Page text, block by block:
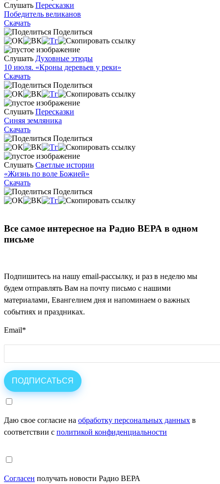
Слушать Пересказки
Победитель великанов
Скачать
Поделиться
Слушать Духовные этюды
10 июля. «Кроны деревьев у реки»
Скачать
Поделиться
Слушать Пересказки
Синяя земляника
Скачать
Поделиться
Слушать Светлые истории
«Жизнь по воле Божией»
Скачать
Поделиться
Все самое интересное на Радио ВЕРА в одном
письме
Подпишитесь на нашу email-рассылку, и раз в неделю мы
будем отправлять Вам на почту письмо с нашими
материалами, Евангелием дня и напоминаем о важных
событиях и праздниках.
Email*
Даю свое согласие на обработку персональных данных в
соответствии с политикой конфиденциальности
Согласен получать новости Радио ВЕРА